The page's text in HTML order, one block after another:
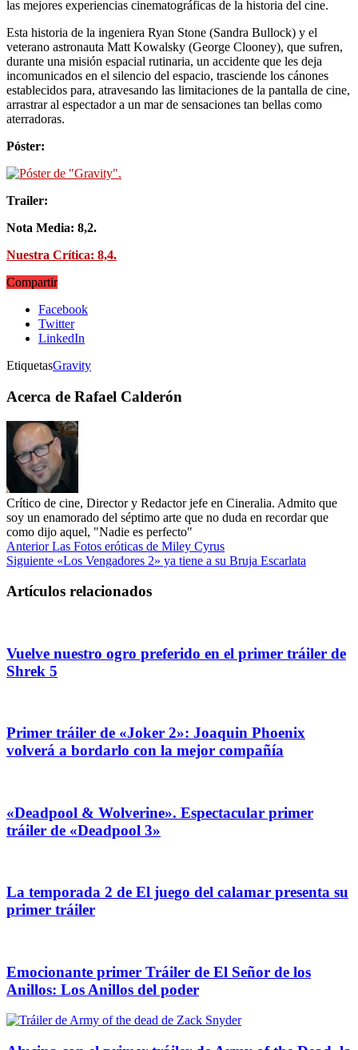
las mejores experiencias cinematográficas de la historia del cine.
Esta historia de la ingeniera Ryan Stone (Sandra Bullock) y el
veterano astronauta Matt Kowalsky (George Clooney), que sufren,
durante una misión espacial rutinaria, un accidente que les deja
incomunicados en el silencio del espacio, trasciende los cánones
establecidos para, atravesando las limitaciones de la pantalla de cine,
arrastrar al espectador a un mar de sensaciones tan bellas como
aterradoras.
Póster:
Trailer:
Nota Media: 8,2.
Nuestra Crítica: 8,4.
Compartir
Facebook
Twitter
LinkedIn
EtiquetasGravity
Acerca de Rafael Calderón
Crítico de cine, Director y Redactor jefe en Cineralia. Admito que
soy un enamorado del séptimo arte que no duda en recordar que
como dijo aquel, "Nadie es perfecto"
AnteriorLas Fotos eróticas de Miley Cyrus
Siguiente «Los Vengadores 2» ya tiene a su Bruja Escarlata
Artículos relacionados
Vuelve nuestro ogro preferido en el primer tráiler de
Shrek 5
Primer tráiler de «Joker 2»: Joaquin Phoenix
volverá a bordarlo con la mejor compañía
«Deadpool & Wolverine». Espectacular primer
tráiler de «Deadpool 3»
La temporada 2 de El juego del calamar presenta su
primer tráiler
Emocionante primer Tráiler de El Señor de los
Anillos: Los Anillos del poder